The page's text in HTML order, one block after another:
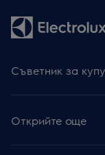
Съветник за
Готварски плотове
Абсорбатори
Съдомиялни
Открийте още